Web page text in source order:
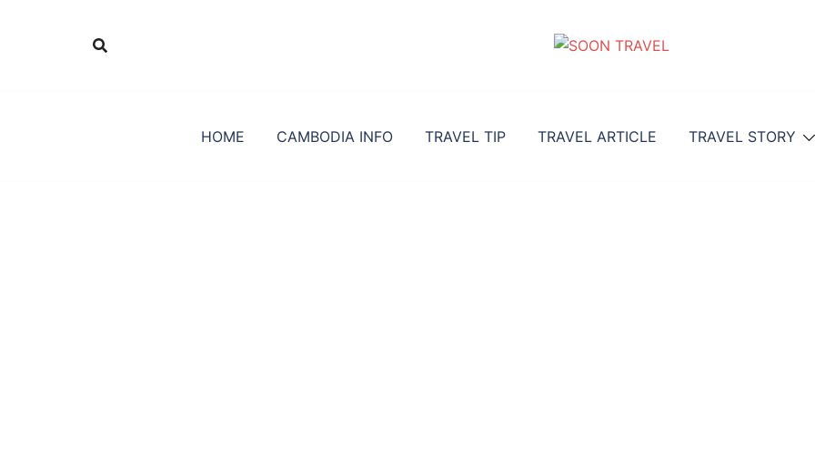
HOME CAMBODIA INFO TRAVEL TIP TRAVEL ARTICLE TRAVEL STORY